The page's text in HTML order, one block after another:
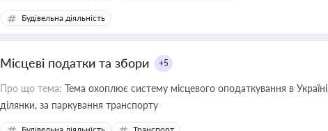
Будівельна діяльність
Місцеві податки та збори +5
Про що тема: Тема охоплює систему місцевого оподаткування в
ділянки, за паркування транспорту